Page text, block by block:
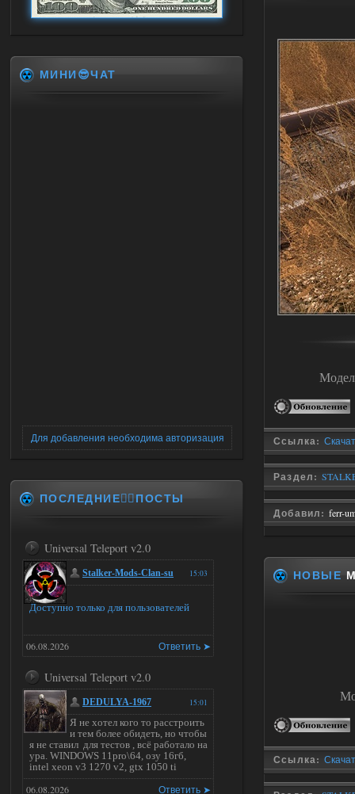
Ссылка:
Раздел:
Добавил: ferr-
НОВЫЕ
Ссылка:
МИНИ😎ЧАТ
Для добавления необходима авторизация
ПОСЛЕДНИЕ✍🏻ПОСТЫ
Universal Teleport v2.0
15:03
Stalker-Mods-Clan-su
Доступно только для пользователей
Ответить ➤
06.08.2026
Universal Teleport v2.0
15:01
DEDULYA-1967
Я не хотел кого то расстроить
и тем более обидеть, но чтобы
я не ставил для тестов , всё работало на
ура. WINDOWS 11pro\64, озу 16гб,
intel xeon v3 1270 v2, gtx 1050 ti
Ответить ➤
06.08.2026